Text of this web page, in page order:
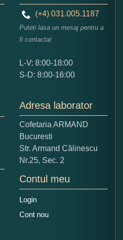
produs?
5
din imagine:
(+4) 031.005.1187
Puteti lasa un mesaj pentru a
fi contactat
L-V: 8:00-18:00
S-D: 8:00-16:00
Adresa laborator
Cofetaria ARMAND
Bucuresti
Str. Armand Călinescu
Nr.25, Sec. 2
Contul meu
Login
Cont nou